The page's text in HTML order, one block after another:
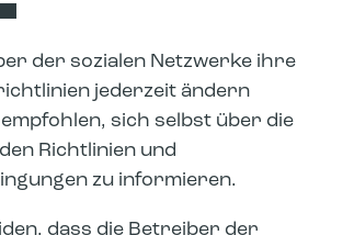
der sozialen Netzwerke ihre
jederzeit ändern
sich selbst über die
Richtlinien und
zu informieren.
dass die Betreiber der